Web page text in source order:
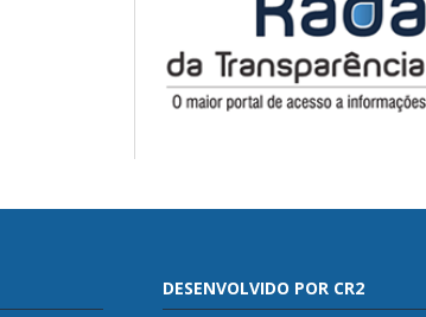
DESENVOLVIDO POR CR2